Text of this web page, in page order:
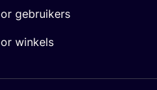
gebruikers
winkels